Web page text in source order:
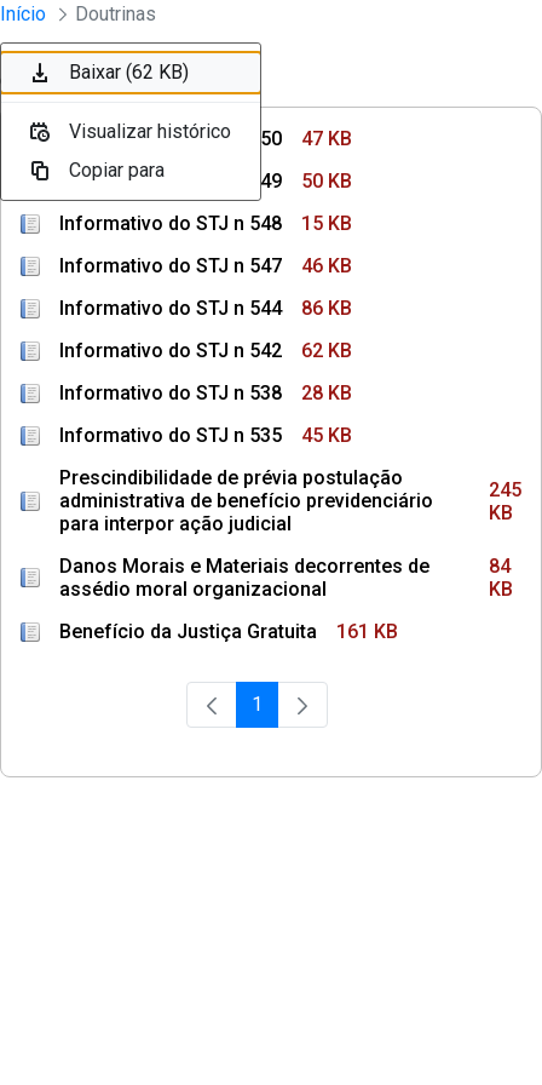
Pular para o Conteúdo principal
Instrumentos Jurídicos
Início Doutrinas
Ordenar Filtro
Informativo do STJ n 550
47 KB
Informativo do STJ n 549
50 KB
Informativo do STJ n 548
15 KB
Informativo do STJ n 547
46 KB
Informativo do STJ n 544
86 KB
Informativo do STJ n 542
62 KB
Informativo do STJ n 538
28 KB
Informativo do STJ n 535
45 KB
Prescindibilidade de prévia postulação
administrativa de benefício previdenciário
para interpor ação judicial
245
KB
Danos Morais e Materiais decorrentes de
assédio moral organizacional
84
KB
Benefício da Justiça Gratuita
161 KB
Página
1
Baixar (47 KB)
Visualizar histórico
Copiar para
Baixar (50 KB)
Visualizar histórico
Copiar para
Baixar (15 KB)
Visualizar histórico
Copiar para
Baixar (46 KB)
Visualizar histórico
Copiar para
Baixar (86 KB)
Visualizar histórico
Copiar para
Baixar (62 KB)
Visualizar histórico
Copiar para